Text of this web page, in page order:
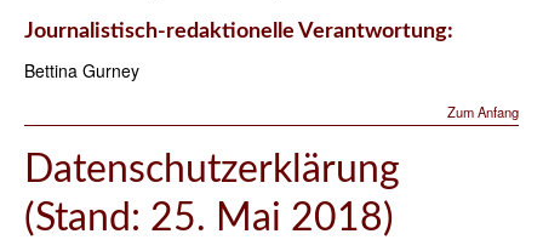
Journalistisch-redaktionelle Verantwortung:
Bettina Gurney
Zum Anfang
Datenschutzerklärung
(Stand: 25. Mai 2018)